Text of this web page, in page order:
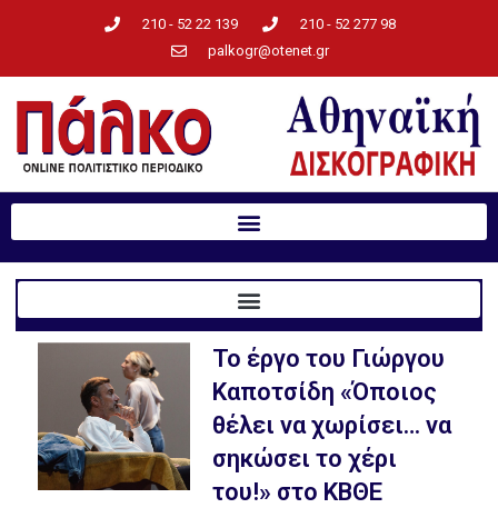
210 - 52 22 139
210 - 52 277 98
palkogr@otenet.gr
Το έργο του Γιώργου
Καποτσίδη «Όποιος
θέλει να χωρίσει… να
σηκώσει το χέρι
του!» στο ΚΒΘΕ